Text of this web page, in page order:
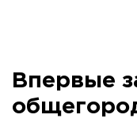
Впервые